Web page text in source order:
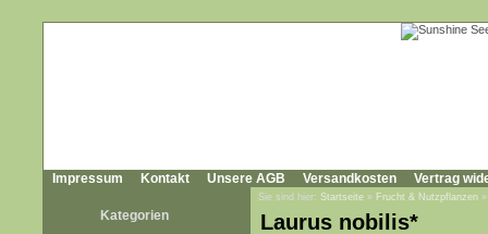
Impressum Kontakt Unsere AGB Versandkosten Vertrag
Kategorien
Sie sind hier: Startseite » Frucht & Nutzpflanzen
Laurus nobilis*